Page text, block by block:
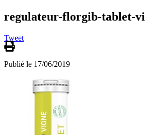
regulateur-florgib-tablet-
Tweet
Publié le 17/06/2019